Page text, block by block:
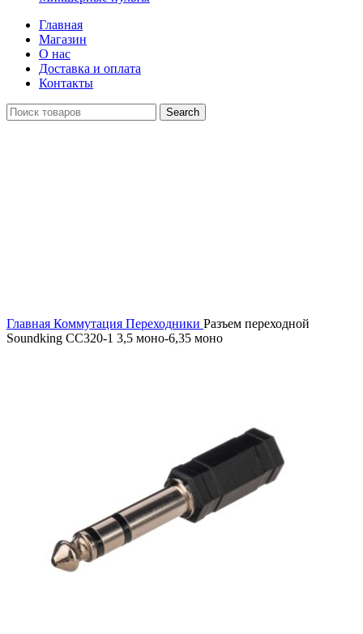
Главная
Магазин
О нас
Доставка и оплата
Контакты
Search
Главная Коммутация Переходники Разъем переходной
Soundking CC320-1 3,5 моно-6,35 моно